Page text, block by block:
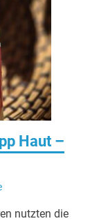
Haut –
nutzten die